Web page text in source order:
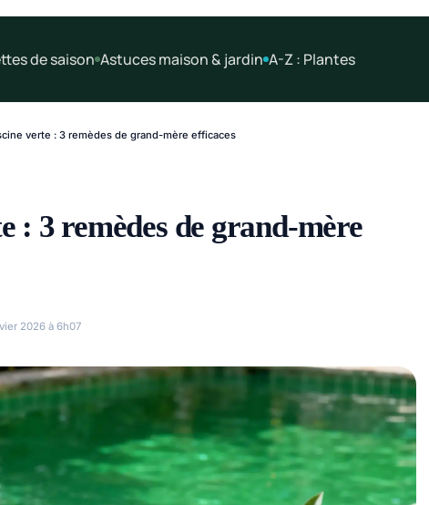
de saison Astuces maison & jardin A-Z : Plantes
verte : 3 remèdes de grand-mère efficaces
: 3 remèdes de grand-mère
2026 à 6h07